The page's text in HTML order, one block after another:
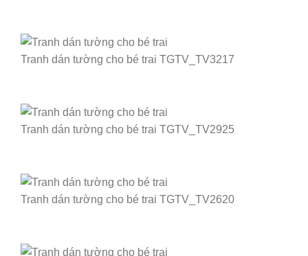
Tranh dán tường cho bé trai TGTV_TV3217
Tranh dán tường cho bé trai TGTV_TV2925
Tranh dán tường cho bé trai TGTV_TV2620